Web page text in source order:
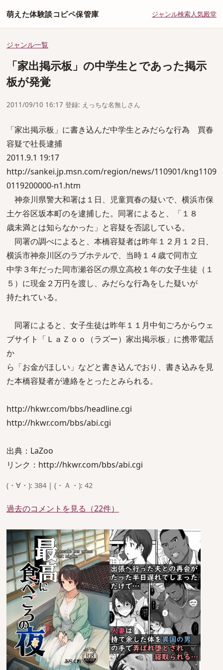
萌えた体験談コピペ保管庫 ジャンル検索人気殿堂
ジャンル一覧
「家出掲示板」の中学生とであった掲示
板が発覚
2011/09/10 16:17 登録: えっちな名無しさん
「家出掲示板」に書き込んだ中学生とみだらな行為 買春
容疑で社長逮捕
2011.9.1 19:17
http://sankei.jp.msn.com/region/news/110901/kng1109
0119200000-n1.htm
神奈川県警大和署は１日、児童買春の疑いで、横浜市保
土ケ谷区坂本町のを逮捕した。同署によると、「１８
歳未満とは知らなかった」と容疑を否認している。
同署の調べによると、本橋容疑者は昨年１２月１２日、
横浜市神奈川区のラブホテルで、当時１４歳で同市立
中学３年だった同市瀬谷区の県立高校１年の女子生徒（１
５）に現金２万円を渡し、みだらな行為をした疑いが
持たれている。
同署によると、女子生徒は昨年１１月中旬ごろからウェ
ブサイト「ＬａＺｏｏ（ラズー）家出掲示板」に携帯電話
か
ら「お金がほしい」などと書き込んでおり、書き込みを見
た本橋容疑者が連絡をとったとみられる。
http://hkwr.com/bbs/headline.cgi
http://hkwr.com/bbs/abi.cgi
出典：LaZoo
リンク：http://hkwr.com/bbs/abi.cgi
(・∀・): 384 | (・Ａ・): 42
過去のコメントを見る（22件）